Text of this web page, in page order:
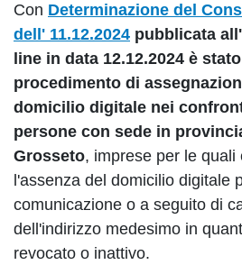
Con Determinazione del
dell' 11.12.2024 pubblicata
line in data 12.12.2024 è
procedimento di
domicilio digitale nei
persone con sede in
Grosseto, imprese per le quali
l'assenza del domicilio digitale
comunicazione o a seguito di
dell'indirizzo medesimo in
revocato o inattivo.